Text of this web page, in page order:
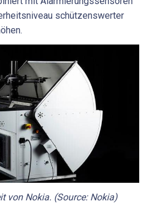
schützenswerter
von Nokia. (Source: Nokia)